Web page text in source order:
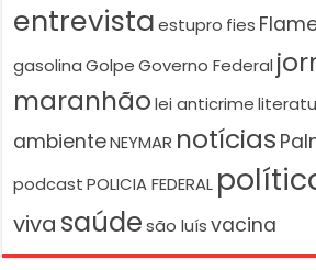
entrevista estupro fies
gasolina Golpe Governo Federal
maranhão lei anticrime
ambienteNEYMAR notícias
podcast POLICIA FEDERAL
viva saúde são luís vacina